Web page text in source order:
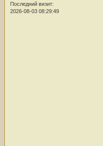
Последний визит:
2026-08-03 08:29:49